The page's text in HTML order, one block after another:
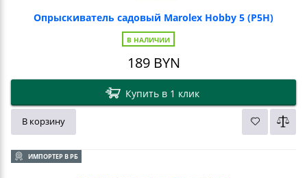
Опрыскиватель садовый Marolex Hobby 5 (P5H)
В НАЛИЧИИ
189BYN
Купить в 1 клик
В корзину
ИМПОРТЕР В РБ